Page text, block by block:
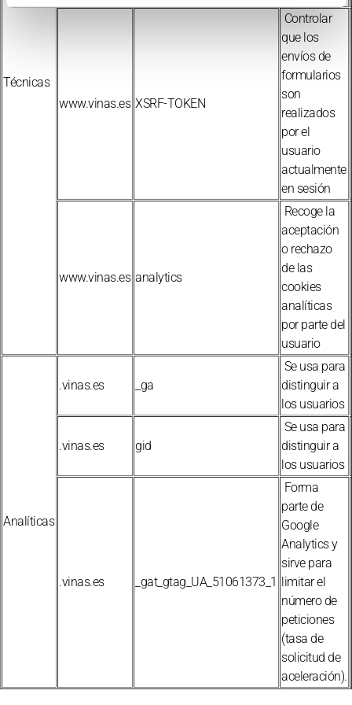
Técnicas
www.vinas.es XSRF-TOKEN
Controlar
que los
envíos de
formularios
son
realizados
por el
usuario
actualmente
en sesión
www.vinas.es analytics
Recoge la
aceptación
o rechazo
de las
cookies
analíticas
por parte del
usuario
Analíticas
.vinas.es _ga
Se usa para
distinguir a
los usuarios
.vinas.es gid
Se usa para
distinguir a
los usuarios
.vinas.es _gat_gtag_UA_51061373_1
Forma
parte de
Google
Analytics y
sirve para
limitar el
número de
peticiones
(tasa de
solicitud de
aceleración).